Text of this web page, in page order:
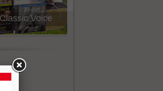
Classic Jazz